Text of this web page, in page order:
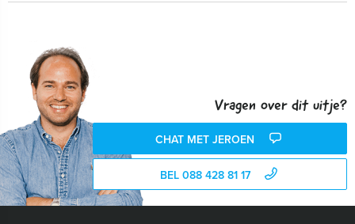
Vragen over dit uitje?
CHAT MET JEROEN
BEL 088 428 81 17